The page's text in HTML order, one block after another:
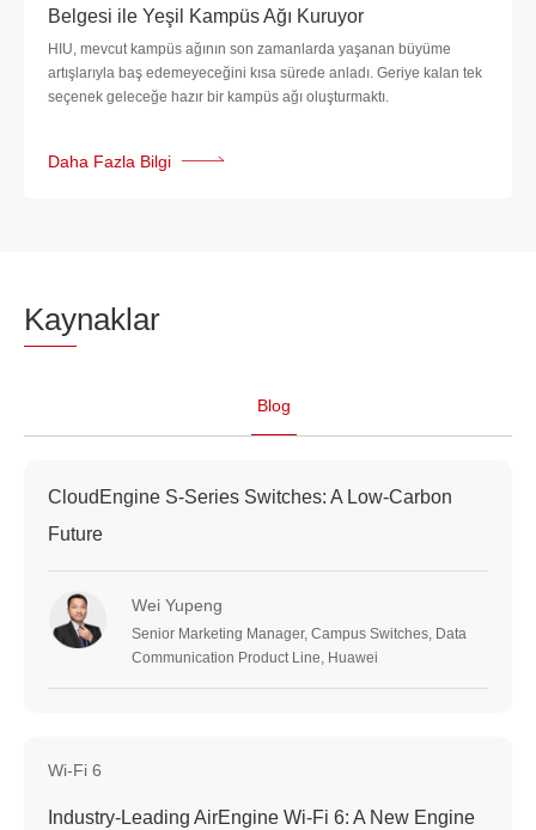
Belgesi ile Yeşil Kampüs Ağı Kuruyor
HIU, mevcut kampüs ağının son zamanlarda yaşanan büyüme
artışlarıyla baş edemeyeceğini kısa sürede anladı. Geriye kalan tek
seçenek geleceğe hazır bir kampüs ağı oluşturmaktı.
Daha Fazla Bilgi
Kaynaklar
Blog
CloudEngine S-Series Switches: A Low-Carbon
Future
Wei Yupeng
Senior Marketing Manager, Campus Switches, Data
Communication Product Line, Huawei
Wi-Fi 6
Industry-Leading AirEngine Wi-Fi 6: A New Engine